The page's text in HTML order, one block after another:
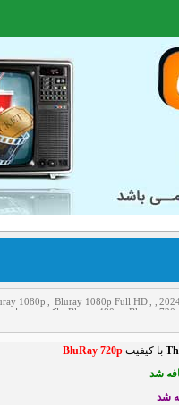
1080p Bluray 1080p Full HD
Bluray 480p
Bluray 720p اکشن جنایی
با کیفیت BluRay 720p
شد
شد